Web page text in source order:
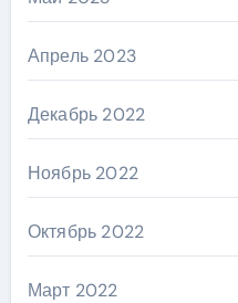
Апрель 2023
Декабрь 2022
Ноябрь 2022
Октябрь 2022
Март 2022